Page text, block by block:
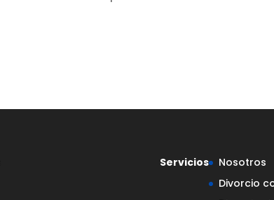
Servicios
Nosotros
Divorcio